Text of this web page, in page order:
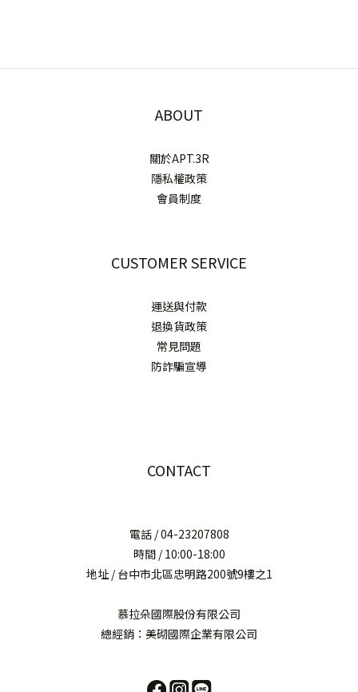
ABOUT
關於APT.3R
隱私權政策
會員制度
CUSTOMER SERVICE
運送與付款
退換貨政策
常見問題
防詐騙宣導
CONTACT
電話 / 04-23207808
時間 / 10:00-18:00
地址 / 台中市北區忠明路200號9樓之1
慕拉朵國際股份有限公司
總經銷：美砌國際企業有限公司